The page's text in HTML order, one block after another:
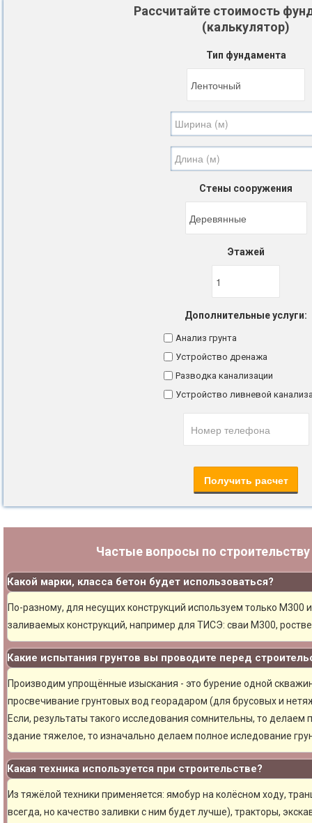
Рассчитайте стоимость
(калькулятор)
Тип фундамента
Стены сооружения
Этажей
Дополнительные услуги:
Анализ грунта
Устройство дренажа
Разводка канализации
Устройство ливневой
Частые вопросы по
Какой марки, класса бетон будет использоваться?
По-разному, для несущих конструкций используем только М300
заливаемых конструкций, например для ТИСЭ: сваи М300,
Какие испытания грунтов вы проводите перед
Производим упрощённые изыскания - это бурение одной
просвечивание грунтовых вод георадаром (для брусовых и
Если, результаты такого исследования сомнительны, то
здание тяжелое, то изначально делаем полное иследование
Какая техника используется при строительстве?
Из тяжёлой техники применяется: ямобур на колёсном ходу,
всегда, но качество заливки с ним будет лучше), тракторы,